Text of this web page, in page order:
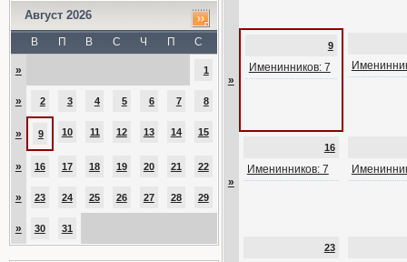
Август 2026
В П В С Ч П С
» 1
» 2 3 4 5 6 7 8
» 9 10 11 12 13 14 15
» 16 17 18 19 20 21 22
» 23 24 25 26 27 28 29
» 30 31
»
9
Именинников: 7
»
16
Именинников: 7
23